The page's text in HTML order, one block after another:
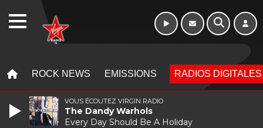
ROCK NEWS EMISSIONS RADIOS DIGITALES
VOUS ÉCOUTEZ VIRGIN RADIO
The Dandy Warhols
Every Day Should Be A Holiday
WEBRADIO Week-end de 06h
à 12h